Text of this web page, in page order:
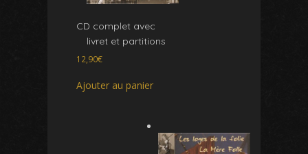
CD complet avec
livret et partitions
12,90€
Ajouter au panier